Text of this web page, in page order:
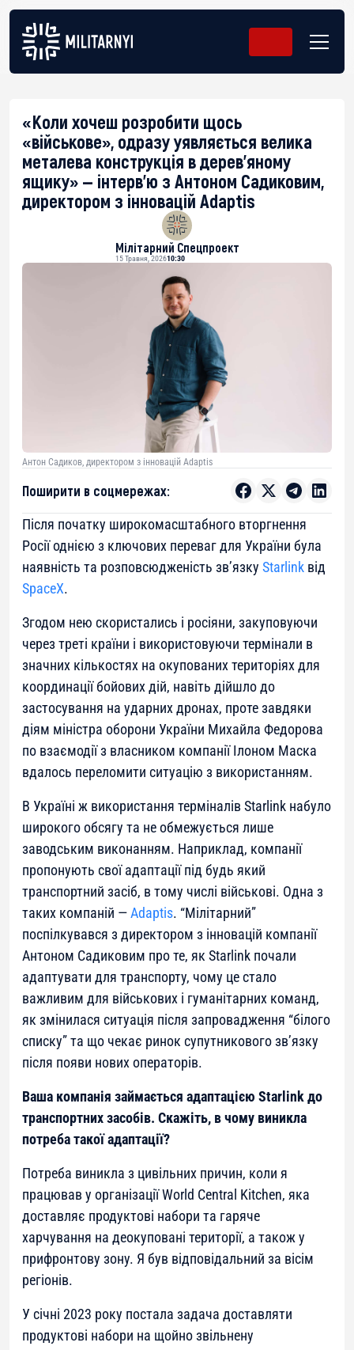
«Коли хочеш розробити щось
«військове», одразу уявляється велика
металева конструкція в дерев’яному
ящику» — інтерв’ю з Антоном Садиковим,
директором з інновацій Adaptis
Мілітарний Спецпроект
15 Травня, 202610:30
Антон Садиков, директором з інновацій Adaptis
Поширити в соцмережах:
Після початку широкомасштабного вторгнення
Росії однією з ключових переваг для України була
наявність та розповсюдженість звʼязку Starlink від
SpaceX.
Згодом нею скористались і росіяни, закуповуючи
через треті країни і використовуючи термінали в
значних кількостях на окупованих територіях для
координації бойових дій, навіть дійшло до
застосування на ударних дронах, проте завдяки
діям міністра оборони України Михайла Федорова
по взаємодії з власником компанії Ілоном Маска
вдалось переломити ситуацію з використанням.
В Україні ж використання терміналів Starlink набуло
широкого обсягу та не обмежується лише
заводським виконанням. Наприклад, компанії
пропонують свої адаптації під будь який
транспортний засіб, в тому числі військові. Одна з
таких компаній —Adaptis. “Мілітарний”
поспілкувався з директором з інновацій компанії
Антоном Садиковим про те, як Starlink почали
адаптувати для транспорту, чому це стало
важливим для військових і гуманітарних команд,
як змінилася ситуація після запровадження “білого
списку” та що чекає ринок супутникового зв’язку
після появи нових операторів.
Ваша компанія займається адаптацією Starlink до
транспортних засобів. Скажіть, в чому виникла
потреба такої адаптації?
Потреба виникла з цивільних причин, коли я
працював у організації World Central Kitchen, яка
доставляє продуктові набори та гаряче
харчування на деокуповані території, а також у
прифронтову зону. Я був відповідальний за вісім
регіонів.
У січні 2023 року постала задача доставляти
продуктові набори на щойно звільнену